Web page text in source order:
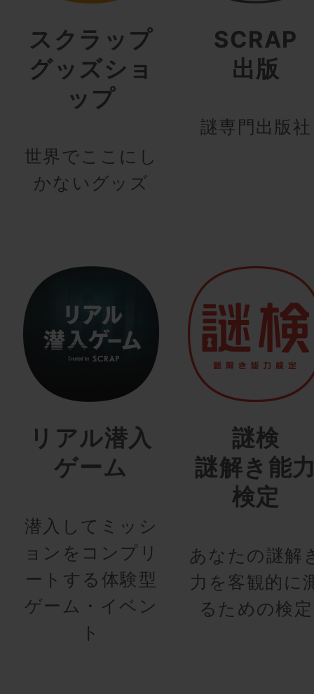
スクラップ
グッズショ
ップ
世界でここにし
かないグッズ
SCRAP
出版
謎専門出版社
リアル潜入
ゲーム
潜入してミッシ
ョンをコンプリ
ートする体験型
ゲーム・イベン
ト
謎検
謎解き能
検定
あなたの謎解
力を客観的に
るための検定